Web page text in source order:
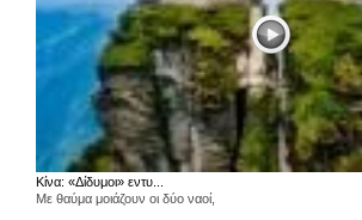
Κίνα: «Δίδυμοι» εντυ...
Με θαύμα μοιάζουν οι δύο ναοί,